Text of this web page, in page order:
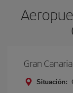
Gran Canaria
Situación: